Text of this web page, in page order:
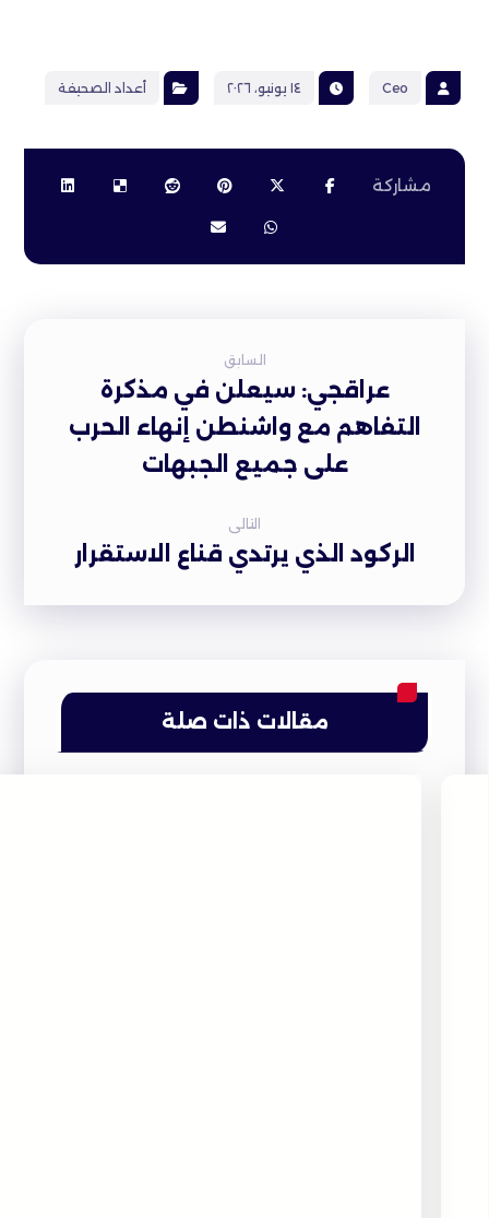
Ceo ١٤ يونيو، ٢٠٢٦ أعداد الصحيفة
السابق
عراقجي: سيعلن في مذكرة
التفاهم مع واشنطن إنهاء الحرب
على جميع الجبهات
التالى
الركود الذي يرتدي قناع الاستقرار
مقالات ذات صلة